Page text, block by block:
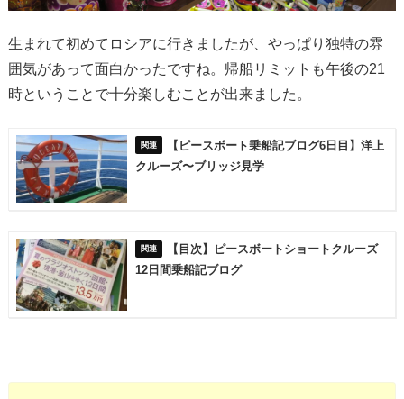
生まれて初めてロシアに行きましたが、やっぱり独特の雰
囲気があって面白かったですね。帰船リミットも午後の21
時ということで十分楽しむことが出来ました。
【ピースボート乗船記ブログ6日目】洋上
クルーズ〜ブリッジ見学
【目次】ピースボートショートクルーズ
12日間乗船記ブログ